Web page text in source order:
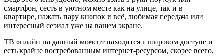
смартфон, сесть в уютном месте как на улице, так и в
квартире, нажать пару кнопок и всё, любимая передача или
интересный сериал уже на вашем экране.
ТВ онлайн на данный момент находится в широком доступе и
есть крайне востребованным интернет-ресурсом, скорее всего,